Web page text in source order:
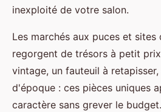
inexploité de votre salon.
Les marchés aux puces et sites
regorgent de trésors à petit
vintage, un fauteuil à
d'époque : ces pièces uniques
caractère sans grever le